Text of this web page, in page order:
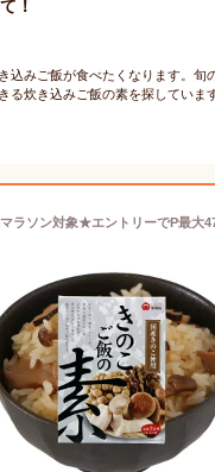
！
込みご飯が食べたくなります。旬
る炊き込みご飯の素を探していま